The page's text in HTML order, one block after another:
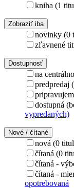
kniha (1
Zobraziť iba
novinky (0
zľavnené
Dostupnosť
na
predpredaj
dostupná
vypredaných)
Nové / čítané
nová (0
čítaná (0
čítaná -
čítaná -
opotrebovaná